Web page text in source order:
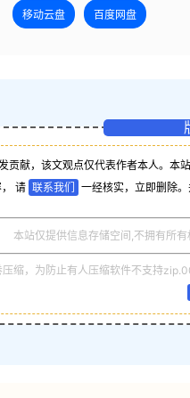
移动云盘 百度网盘
贡献，该文观点仅代表作者本人。本
请 联系我们 一经核实，立即删除。
本站仅提供信息存储空间,不拥有所
缩，为防止有人压缩软件不支持